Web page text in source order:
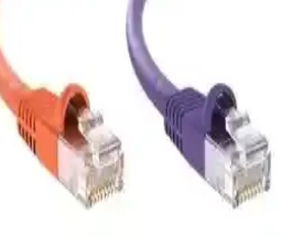
Cat7 Ethernet kablolarının
deneyimleri detaylı karşılaştırmasıyla,
sağlar.
Ethernet Kablosu Yüksek
Çözümü
kablosu, yüksek hız, düşük
modern internet altyapısına mükemmel